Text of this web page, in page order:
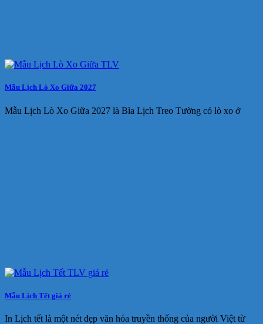
Mẫu Lịch Lò Xo Giữa 2027
Mẫu Lịch Lò Xo Giữa 2027 là Bìa Lịch Treo Tường có lò xo ở
Mẫu Lịch Tết giá rẻ
In Lịch tết là một nét đẹp văn hóa truyền thống của người Việt từ